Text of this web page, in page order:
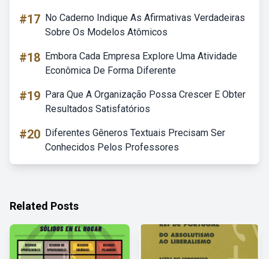
#17 No Caderno Indique As Afirmativas Verdadeiras
Sobre Os Modelos Atômicos
#18 Embora Cada Empresa Explore Uma Atividade
Econômica De Forma Diferente
#19 Para Que A Organização Possa Crescer E Obter
Resultados Satisfatórios
#20 Diferentes Gêneros Textuais Precisam Ser
Conhecidos Pelos Professores
Related Posts